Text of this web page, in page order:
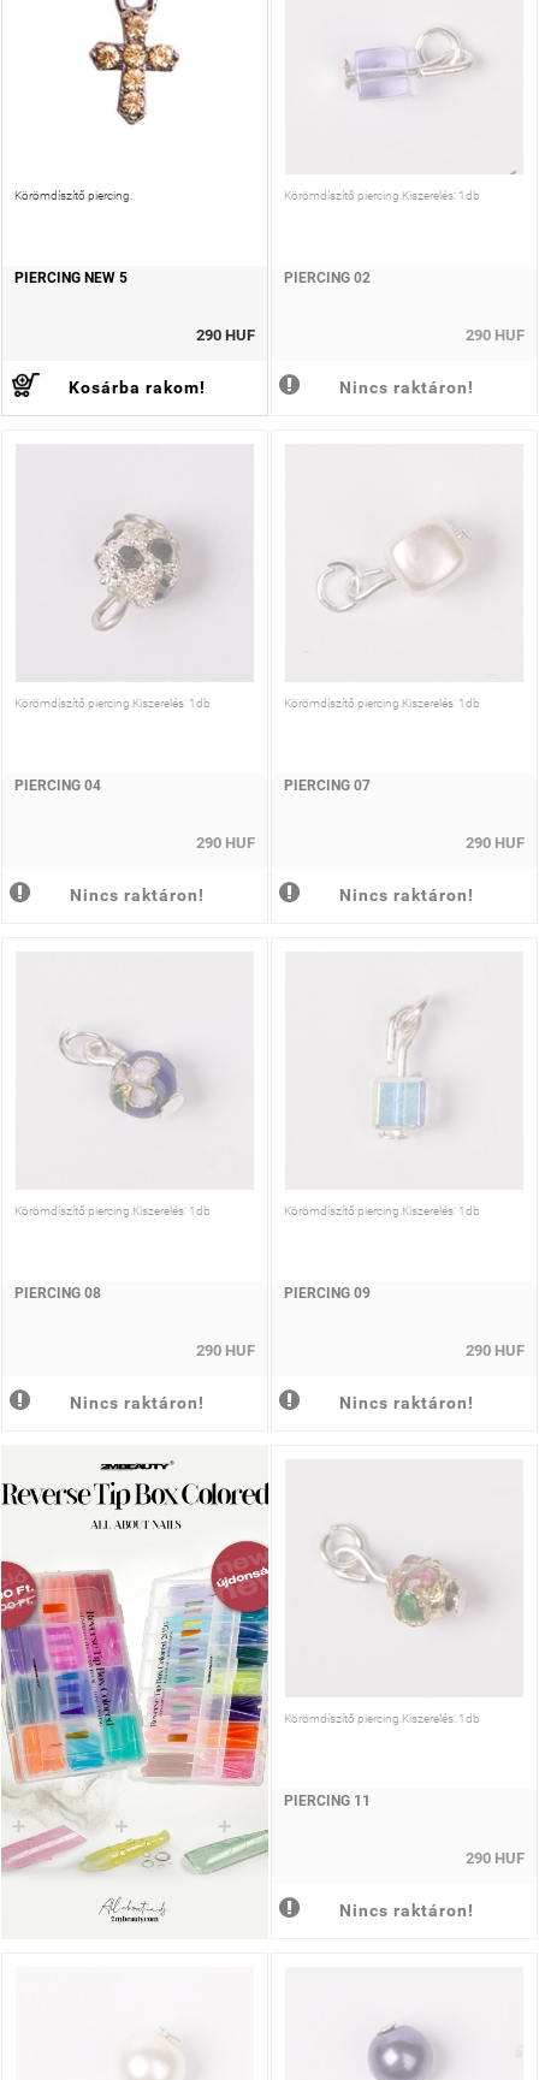
Körömdíszítő piercing.
PIERCING NEW 5
290 HUF
Kosárba rakom!
Körömdíszítő piercing.Kiszerelés: 1db
PIERCING 02
290 HUF
Nincs raktáron!
Körömdíszítő piercing.Kiszerelés: 1db
PIERCING 04
290 HUF
Nincs raktáron!
Körömdíszítő piercing.Kiszerelés: 1db
PIERCING 07
290 HUF
Nincs raktáron!
Körömdíszítő piercing.Kiszerelés: 1db
PIERCING 08
290 HUF
Nincs raktáron!
Körömdíszítő piercing.Kiszerelés: 1db
PIERCING 09
290 HUF
Nincs raktáron!
Körömdíszítő piercing.Kiszerelés: 1db
PIERCING 11
290 HUF
Nincs raktáron!